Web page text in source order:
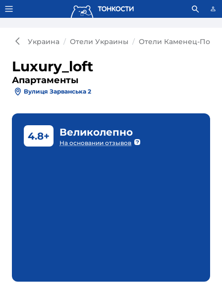
Тонкости используют сookie-файлы. Что это значит?
Украина Отели Украины Отели Каменец-
Luxury_loft
Апартаменты
Вулиця Зарванська 2
4.8+ Великолепно
На основании отзывов